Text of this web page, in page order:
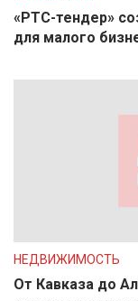
«РТС-тендер»
для малого
НЕДВИЖИМОСТЬ
От Кавказа до